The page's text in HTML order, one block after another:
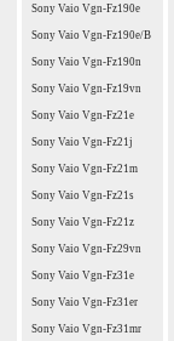
Sony Vaio Vgn-Fz190e
Sony Vaio Vgn-Fz190e/B
Sony Vaio Vgn-Fz190n
Sony Vaio Vgn-Fz19vn
Sony Vaio Vgn-Fz21e
Sony Vaio Vgn-Fz21j
Sony Vaio Vgn-Fz21m
Sony Vaio Vgn-Fz21s
Sony Vaio Vgn-Fz21z
Sony Vaio Vgn-Fz29vn
Sony Vaio Vgn-Fz31e
Sony Vaio Vgn-Fz31er
Sony Vaio Vgn-Fz31mr